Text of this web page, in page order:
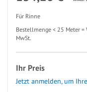
Für Rinne
Bestellmenge < 25 Meter
MwSt.
Ihr Preis
Jetzt anmelden, um